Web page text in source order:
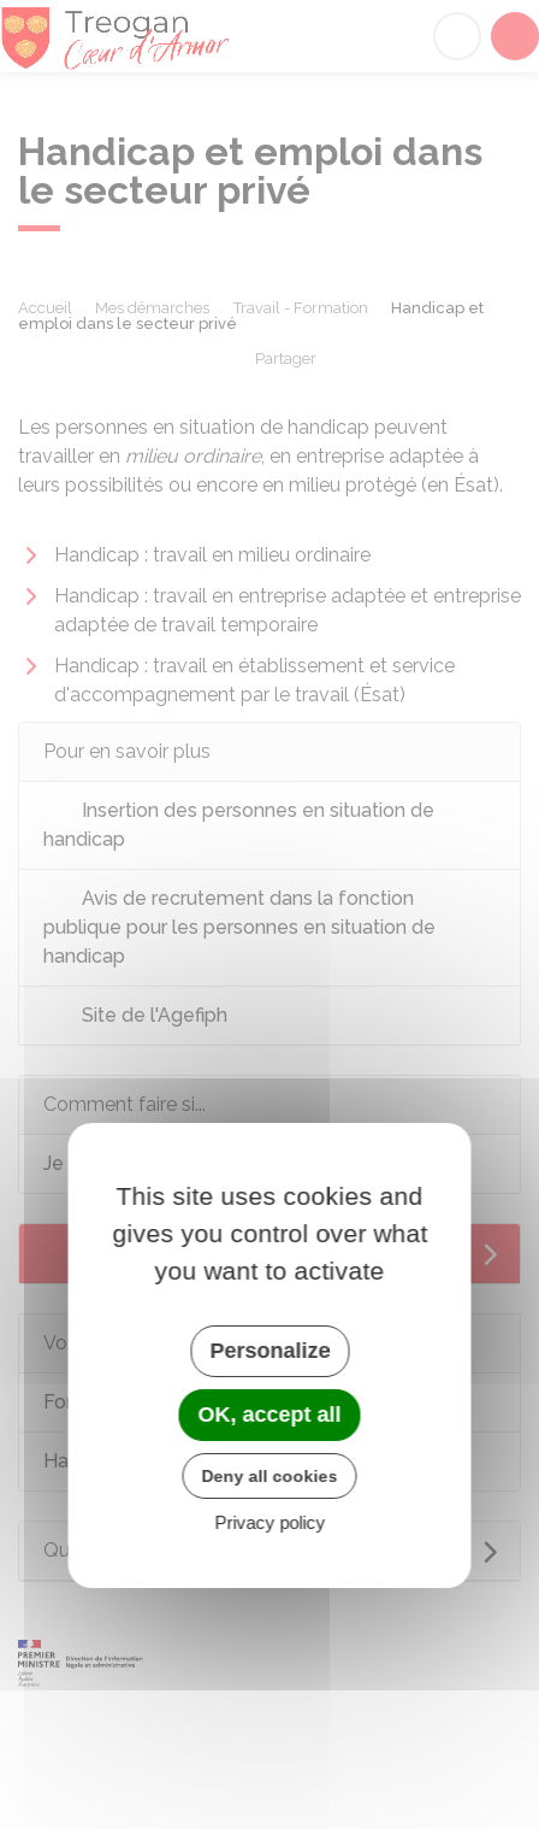
Handicap et emploi dans
le secteur privé
Accueil Mes démarches Travail - Formation
Handicap et
emploi dans le secteur privé
Partager
Les personnes en situation de handicap peuvent
travailler en milieu ordinaire, en entreprise adaptée à
leurs possibilités ou encore en milieu protégé (en Ésat).
Handicap : travail en milieu ordinaire
Handicap : travail en entreprise adaptée et entreprise
adaptée de travail temporaire
Handicap : travail en établissement et service
d'accompagnement par le travail (Ésat)
Pour en savoir plus
Insertion des personnes en situation de
handicap
Avis de recrutement dans la fonction
publique pour les personnes en situation de
handicap
Site de l'Agefiph
Comment faire si...
Je suis en situation de handicap
Services en ligne et formulaires
Voir aussi
Formation des personnes handicapées
Handicap : allocations (AAH, AEEH) et aides
Questions ? Réponses !
This site uses cookies and
gives you control over what
you want to activate
Personalize
OK, accept all
Deny all cookies
Privacy policy